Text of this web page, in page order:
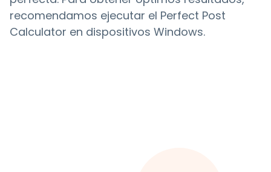
recomendamos ejecutar el Perfect Post
Calculator en dispositivos Windows.